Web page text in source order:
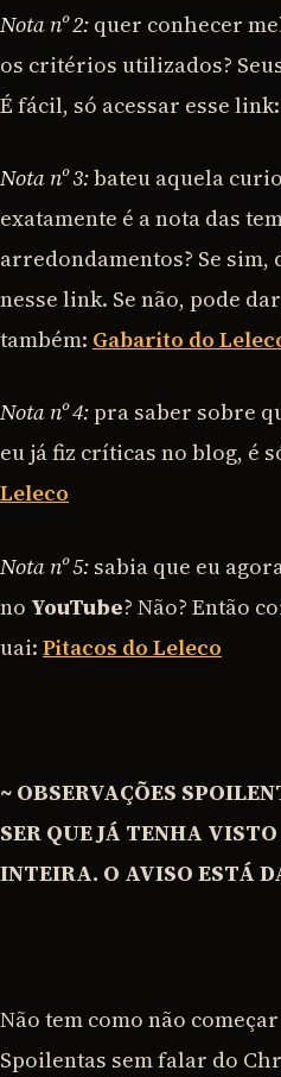
Nota nº 2: quer conhecer
os critérios utilizados?
É fácil, só acessar esse link:
Nota nº 3:bateu aquela
exatamente é a nota das
arredondamentos? Se sim,
nesse link. Se não, pode
também: Gabarito do
Nota nº 4: pra saber sobre
eu já fiz críticas no blog, é
Leleco
Nota nº 5: sabia que eu
no YouTube? Não? Então
uai: Pitacos do Leleco
~ OBSERVAÇÕES
SER QUE JÁ TENHA
INTEIRA. O AVISO ESTÁ
Não tem como não
Spoilentas sem falar do